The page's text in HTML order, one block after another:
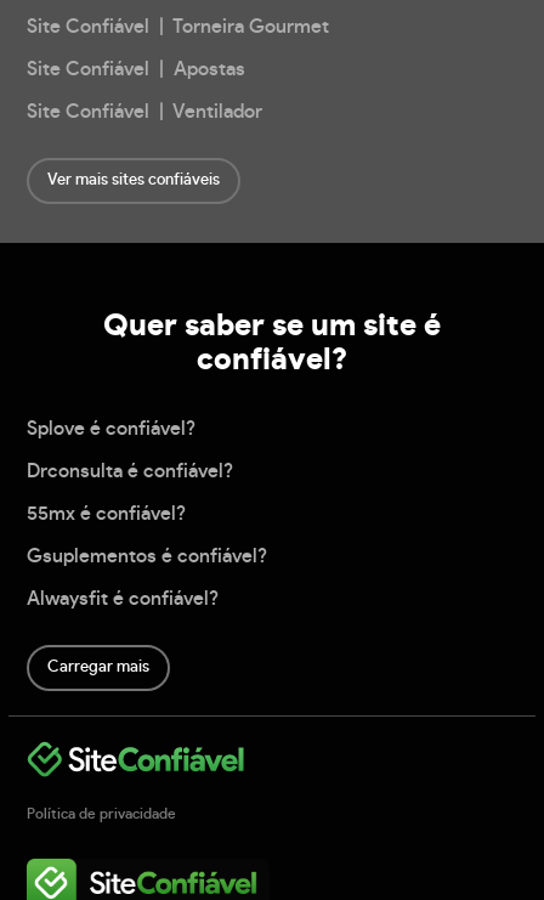
Site Confiável | Torneira Gourmet
Site Confiável | Apostas
Site Confiável | Ventilador
Ver mais sites confiáveis
Quer saber se um site é
confiável?
Splove é confiável?
Drconsulta é confiável?
55mx é confiável?
Gsuplementos é confiável?
Alwaysfit é confiável?
Carregar mais
Política de privacidade